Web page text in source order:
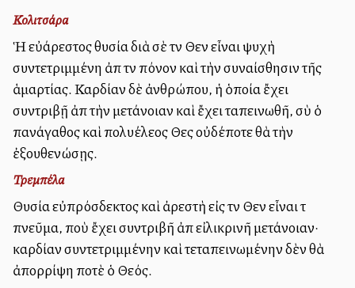
Κολιτσάρα
Ἡ εὐάρεστος θυσία διὰ σὲ τὸν Θεὸν εἶναι ψυχὴ
συντετριμμένη ἀπὸ τὸν πόνον καὶ τὴν συναίσθησιν τῆς
ἁμαρτίας. Καρδίαν δὲ ἀνθρώπου, ἡ ὁποία ἔχει
συντριβῇ ἀπὸ τὴν μετάνοιαν καὶ ἔχει ταπεινωθῆ, σὺ ὁ
πανάγαθος καὶ πολυέλεος Θεὸς οὐδέποτε θὰ τὴν
ἐξουθενώσῃς.
Τρεμπέλα
Θυσία εὐπρόσδεκτος καὶ ἀρεστὴ εἰς τὸν Θεὸν εἶναι τὸ
πνεῦμα, ποὺ ἔχει συντριβῆ ἀπὸ εἰλικρινῆ μετάνοιαν·
καρδίαν συντετριμμένην καὶ τεταπεινωμένην δὲν θὰ
ἀπορρίψη ποτὲ ὁ Θεός.